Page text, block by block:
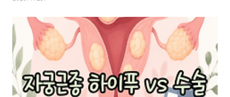
을 받으면 가장 걱정되는 것 중 하나가 바로 수술입니다자궁내막증은 꼭
수술해야 할까요?결론부터 말하면 자궁내막증이라고 해서 모두 바로 수
술하는 것은 아닙니다증상의 정도와 병변의 위치, 난소에 생긴 자궁내막
종의 크기, 나이와 임신 계획 등을 고려해 약물치료나 수술 등 치료 방향
을 결정하게 됩니다오늘은 자궁내막증 증상부터 검사 방법, 약물치료와
수술을 고려하는 경우, 임신과 ..